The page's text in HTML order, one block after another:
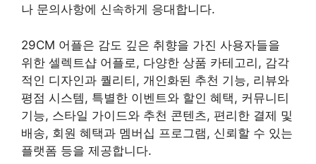
나 문의사항에 신속하게 응대합니다.
29CM 어플은 감도 깊은 취향을 가진 사용자들을
위한 셀렉트샵 어플로, 다양한 상품 카테고리, 감각
적인 디자인과 퀄리티, 개인화된 추천 기능, 리뷰와
평점 시스템, 특별한 이벤트와 할인 혜택, 커뮤니티
기능, 스타일 가이드와 추천 콘텐츠, 편리한 결제 및
배송, 회원 혜택과 멤버십 프로그램, 신뢰할 수 있는
플랫폼 등을 제공합니다.